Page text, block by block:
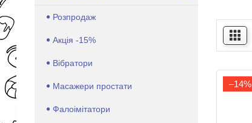
–14%
Розпродаж
Акція -15%
Вібратори
Масажери простати
Фалоімітатори